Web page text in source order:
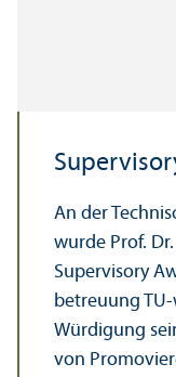
An der
wurde Prof.
Supervisory
betreuung
Würdigung
von